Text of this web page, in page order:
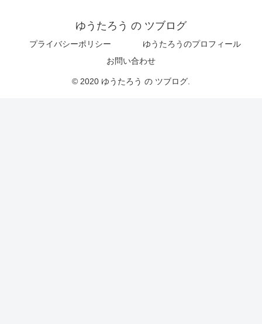
ゆうたろう の ツブログ
プライバシーポリシー
ゆうたろうのプロフィール
お問い合わせ
© 2020 ゆうたろう の ツブログ.